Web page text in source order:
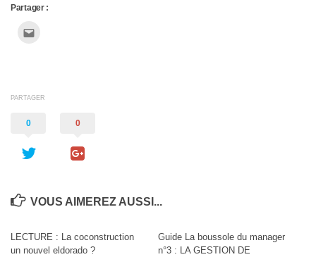
Partager :
ami(ouvre
PARTAGER
0 0
VOUS AIMEREZ AUSSI...
LECTURE : La coconstruction
un nouvel eldorado ?
Guide La boussole du manager
n°3 : LA GESTION DE